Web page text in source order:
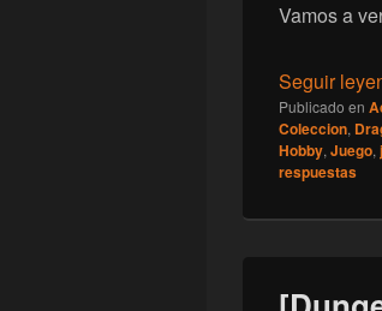
Vamos a
Seguir
Publicado en
Coleccion,
Hobby, Juego,
respuestas